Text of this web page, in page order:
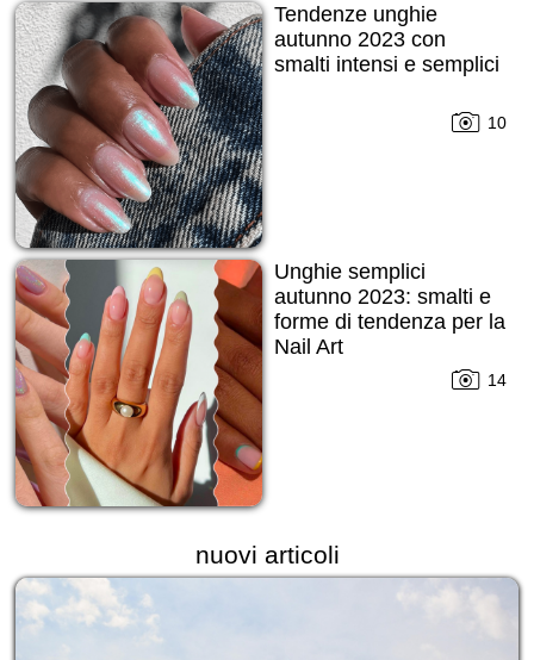
Tendenze unghie
autunno 2023 con
smalti intensi e semplici
10
Unghie semplici
autunno 2023: smalti e
forme di tendenza per la
Nail Art
14
nuovi articoli